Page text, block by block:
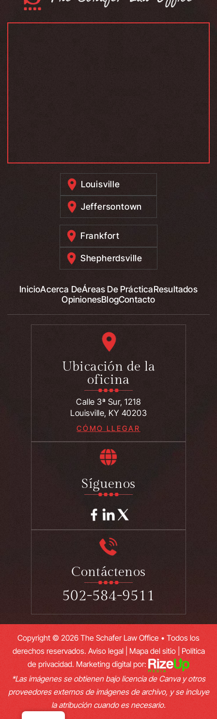
Louisville
Jeffersontown
Frankfort
Shepherdsville
InicioAcerca DeÁreas De PrácticaResultados
OpinionesBlogContacto
Ubicación de la
oficina
Calle 3ª Sur, 1218
Louisville, KY 40203
CÓMO LLEGAR
Síguenos
Contáctenos
502-584-9511
Copyright © 2026 The Schafer Law Office • Todos los
derechos reservados. Aviso legal| Mapa del sitio| Política
de privacidad. Marketing digital por:
*Las imágenes se obtienen bajo licencia de Canva y otros
proveedores externos de imágenes de archivo, y se incluye
la atribución cuando es necesario.